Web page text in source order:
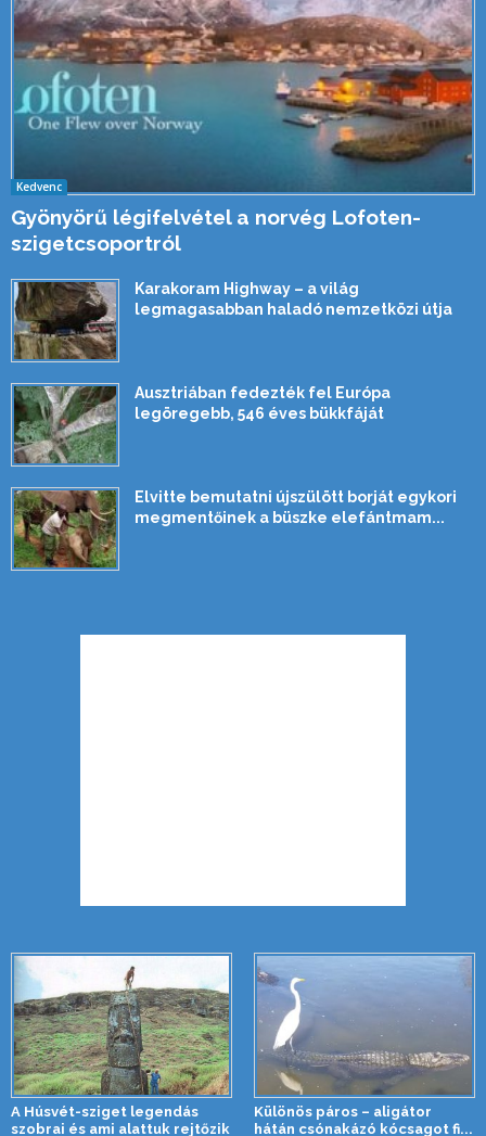
Kedvenc
Gyönyörű légifelvétel a norvég Lofoten-
szigetcsoportról
Karakoram Highway – a világ
legmagasabban haladó nemzetközi útja
Ausztriában fedezték fel Európa
legöregebb, 546 éves bükkfáját
Elvitte bemutatni újszülött borját egykori
megmentőinek a büszke elefántmam...
A Húsvét-sziget legendás
szobrai és ami alattuk rejtőzik
Különös páros – aligátor
hátán csónakázó kócsagot fi...